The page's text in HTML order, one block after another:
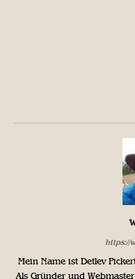
https://
Mein Name ist Detlev
Als Gründer und